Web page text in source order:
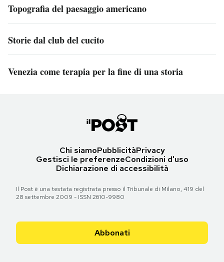
Topografia del paesaggio americano
Storie dal club del cucito
Venezia come terapia per la fine di una storia
Chi siamoPubblicitàPrivacy
Gestisci le preferenzeCondizioni d'uso
Dichiarazione di accessibilità
Il Post è una testata registrata presso il Tribunale di Milano, 419 del
28 settembre 2009 - ISSN 2610-9980
Abbonati